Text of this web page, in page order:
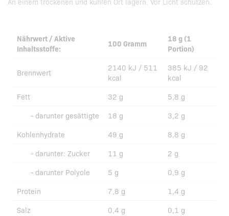
Nährwert / Aktive
Inhaltsstoffe:
100 Gramm
18 g (1
Portion)
Brennwert
2140 kJ / 511
kcal
385 kJ / 92
kcal
Fett
32 g
5,8 g
- darunter gesättigte
18 g
3,2 g
Kohlenhydrate
49 g
8,8 g
- darunter: Zucker
11 g
2 g
- darunter Polyole
5 g
0,9 g
Protein
7,8 g
1,4 g
Salz
0,4 g 0,1 g